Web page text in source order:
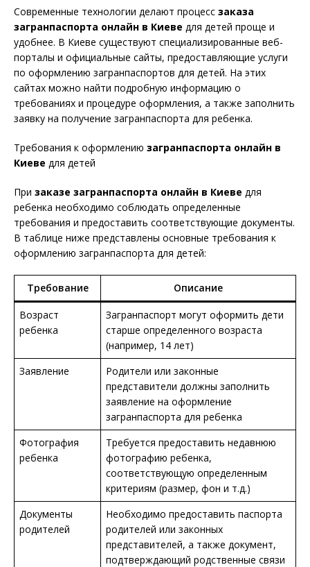
Современные технологии делают процесс заказа
загранпаспорта онлайн в Киеве для детей проще и
удобнее. В Киеве существуют специализированные веб-
порталы и официальные сайты, предоставляющие услуги
по оформлению загранпаспортов для детей. На этих
сайтах можно найти подробную информацию о
требованиях и процедуре оформления, а также заполнить
заявку на получение загранпаспорта для ребенка.
Требования к оформлению загранпаспорта онлайн в
Киеве для детей
При заказе загранпаспорта онлайн в Киеве для
ребенка необходимо соблюдать определенные
требования и предоставить соответствующие документы.
В таблице ниже представлены основные требования к
оформлению загранпаспорта для детей:
Требование Описание
Возраст
ребенка
Загранпаспорт могут оформить дети
старше определенного возраста
(например, 14 лет)
Заявление
Родители или законные
представители должны заполнить
заявление на оформление
загранпаспорта для ребенка
Фотография
ребенка
Требуется предоставить недавнюю
фотографию ребенка,
соответствующую определенным
критериям (размер, фон и т.д.)
Документы
родителей
Необходимо предоставить паспорта
родителей или законных
представителей, а также документ,
подтверждающий родственные связи